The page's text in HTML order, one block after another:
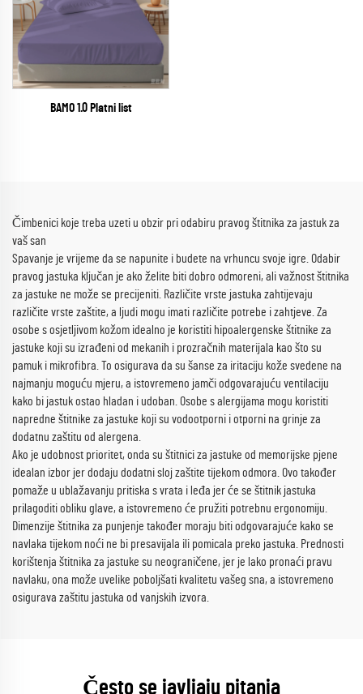
BAMO 1.0 Platni list
Čimbenici koje treba uzeti u obzir pri odabiru pravog štitnika za jastuk za
vaš san
Spavanje je vrijeme da se napunite i budete na vrhuncu svoje igre. Odabir
pravog jastuka ključan je ako želite biti dobro odmoreni, ali važnost štitnika
za jastuke ne može se precijeniti. Različite vrste jastuka zahtijevaju
različite vrste zaštite, a ljudi mogu imati različite potrebe i zahtjeve. Za
osobe s osjetljivom kožom idealno je koristiti hipoalergenske štitnike za
jastuke koji su izrađeni od mekanih i prozračnih materijala kao što su
pamuk i mikrofibra. To osigurava da su šanse za iritaciju kože svedene na
najmanju moguću mjeru, a istovremeno jamči odgovarajuću ventilaciju
kako bi jastuk ostao hladan i udoban. Osobe s alergijama mogu koristiti
napredne štitnike za jastuke koji su vodootporni i otporni na grinje za
dodatnu zaštitu od alergena.
Ako je udobnost prioritet, onda su štitnici za jastuke od memorijske pjene
idealan izbor jer dodaju dodatni sloj zaštite tijekom odmora. Ovo također
pomaže u ublažavanju pritiska s vrata i leđa jer će se štitnik jastuka
prilagoditi obliku glave, a istovremeno će pružiti potrebnu ergonomiju.
Dimenzije štitnika za punjenje također moraju biti odgovarajuće kako se
navlaka tijekom noći ne bi presavijala ili pomicala preko jastuka. Prednosti
korištenja štitnika za jastuke su neograničene, jer je lako pronaći pravu
navlaku, ona može uvelike poboljšati kvalitetu vašeg sna, a istovremeno
osigurava zaštitu jastuka od vanjskih izvora.
Često se javljaju pitanja